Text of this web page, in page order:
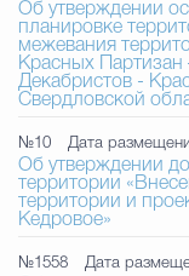
Об утверждении
планировке
межевания
Красных Партизан
Декабристов -
Свердловской
№10 Дата
Об утверждении
территории
территории и
Кедровое»
№1558 Дата